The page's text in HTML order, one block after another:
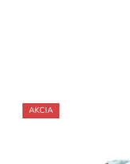
AKCIA